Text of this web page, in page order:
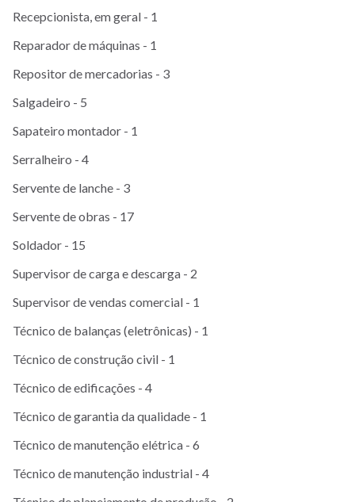
Recepcionista, em geral - 1
Reparador de máquinas - 1
Repositor de mercadorias - 3
Salgadeiro - 5
Sapateiro montador - 1
Serralheiro - 4
Servente de lanche - 3
Servente de obras - 17
Soldador - 15
Supervisor de carga e descarga - 2
Supervisor de vendas comercial - 1
Técnico de balanças (eletrônicas) - 1
Técnico de construção civil - 1
Técnico de edificações - 4
Técnico de garantia da qualidade - 1
Técnico de manutenção elétrica - 6
Técnico de manutenção industrial - 4